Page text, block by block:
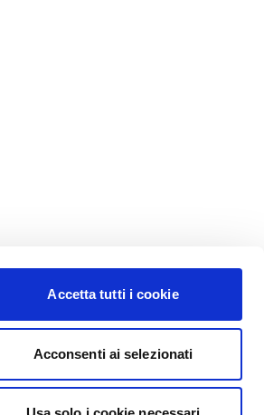
Accetta tutti i cookie
Acconsenti ai selezionati